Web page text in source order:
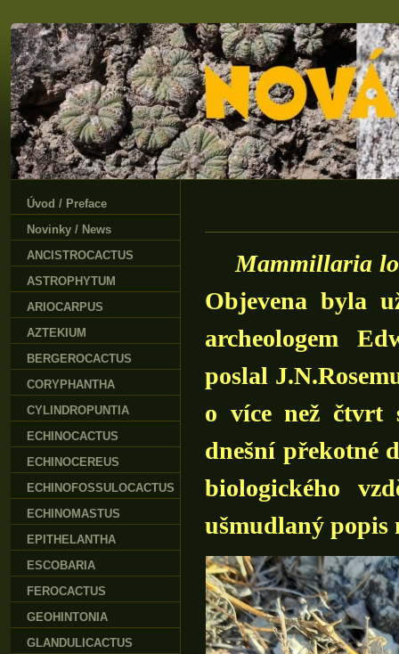
Mammillaria
Objevena byla
archeologem
poslal
o více než čtvrt
dnešní překotné
biologického
ušmudlaný popis
Úvod / Preface
Novinky / News
ANCISTROCACTUS
ASTROPHYTUM
ARIOCARPUS
AZTEKIUM
BERGEROCACTUS
CORYPHANTHA
CYLINDROPUNTIA
ECHINOCACTUS
ECHINOCEREUS
ECHINOFOSSULOCACTUS
ECHINOMASTUS
EPITHELANTHA
ESCOBARIA
FEROCACTUS
GEOHINTONIA
GLANDULICACTUS